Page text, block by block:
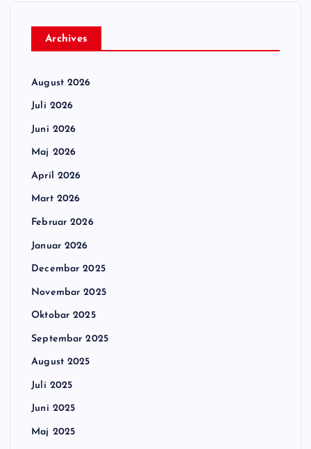
Archives
August 2026
Juli 2026
Juni 2026
Maj 2026
April 2026
Mart 2026
Februar 2026
Januar 2026
Decembar 2025
Novembar 2025
Oktobar 2025
Septembar 2025
August 2025
Juli 2025
Juni 2025
Maj 2025